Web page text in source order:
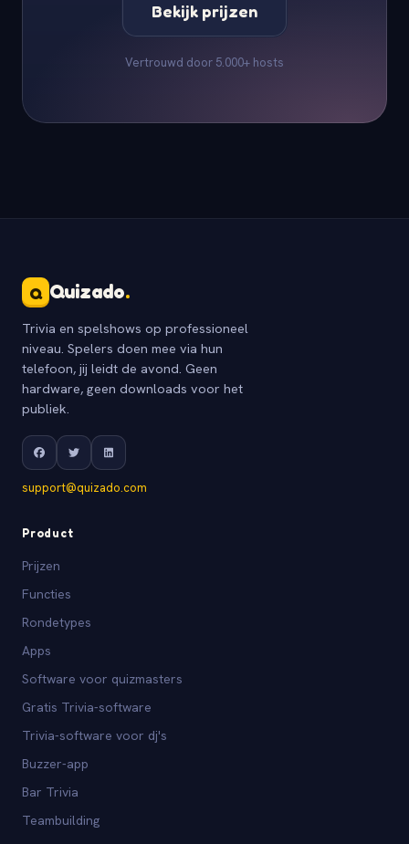
Bekijk prijzen
Vertrouwd door 5.000+ hosts
Q Quizado.
Trivia en spelshows op professioneel
niveau. Spelers doen mee via hun
telefoon, jij leidt de avond. Geen
hardware, geen downloads voor het
publiek.
support@quizado.com
Product
Prijzen
Functies
Rondetypes
Apps
Software voor quizmasters
Gratis Trivia-software
Trivia-software voor dj's
Buzzer-app
Bar Trivia
Teambuilding